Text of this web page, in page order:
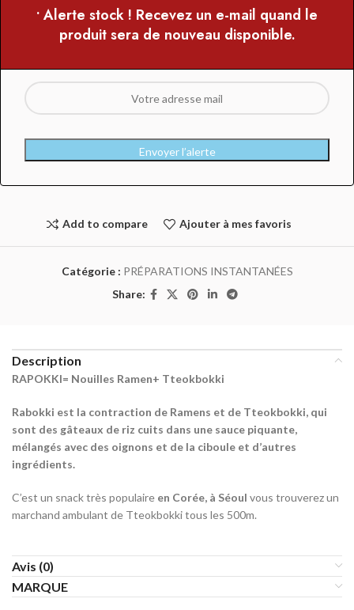
• Alerte stock ! Recevez un e-mail quand le
produit sera de nouveau disponible.
Envoyer l’alerte
Add to compare Ajouter à mes favoris
Catégorie : PRÉPARATIONS INSTANTANÉES
Share:
Description
RAPOKKI= Nouilles Ramen+ Tteokbokki
Rabokki est la contraction de Ramens et de Tteokbokki, qui
sont des gâteaux de riz cuits dans une sauce piquante,
mélangés avec des oignons et de la ciboule et d’autres
ingrédients.
C’est un snack très populaire en Corée, à Séoul vous trouverez un
marchand ambulant de Tteokbokki tous les 500m.
Avis (0)
MARQUE